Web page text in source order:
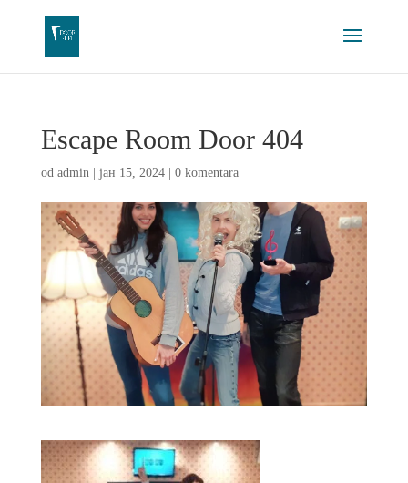
Escape Room Door 404
od admin| јан 15, 2024| 0 komentara